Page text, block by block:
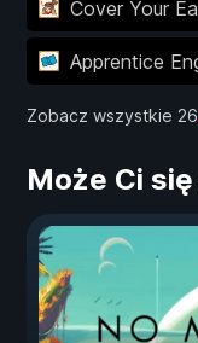
Cover Your
Apprentice
Zobacz wszystkie 26
Może Ci